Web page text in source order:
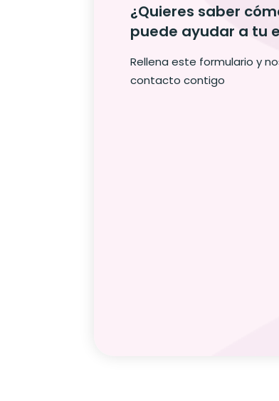
¿Quieres saber
puede ayudar a tu
Rellena este formulario y
contacto contigo